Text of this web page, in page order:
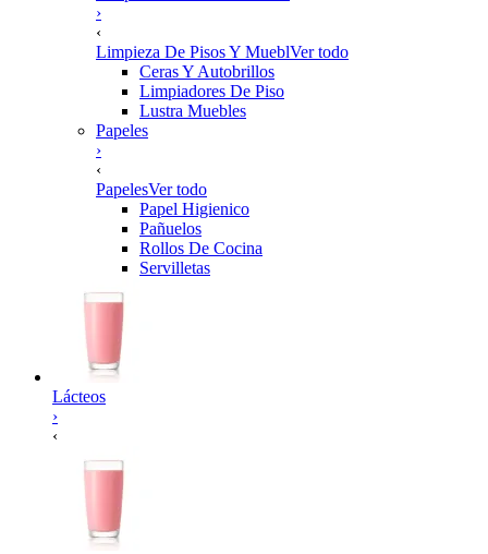
›
‹
Limpieza De Pisos Y MueblVer todo
Ceras Y Autobrillos
Limpiadores De Piso
Lustra Muebles
Papeles
›
‹
PapelesVer todo
Papel Higienico
Pañuelos
Rollos De Cocina
Servilletas
Lácteos
›
‹